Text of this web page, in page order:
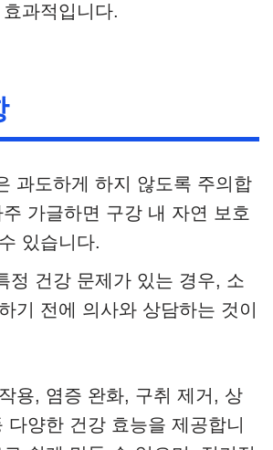
과적입니다.
과도하게 하지 않도록 주의합
가글하면 구강 내 자연 보호
있습니다.
정 건강 문제가 있는 경우, 소
기 전에 의사와 상담하는 것이
용, 염증 완화, 구취 제거, 상
다양한 건강 효능을 제공합니